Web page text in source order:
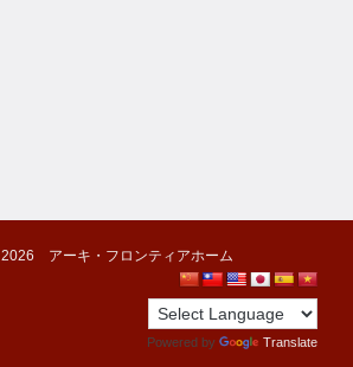
2026 アーキ・フロンティアホーム
Powered by Translate